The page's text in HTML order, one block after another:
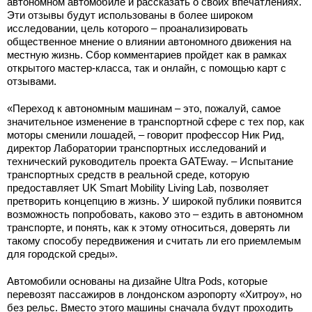
Эти отзывы будут использованы в более широком
исследовании, цель которого – проанализировать
общественное мнение о влиянии автономного движения на
местную жизнь. Сбор комментариев пройдет как в рамках
открытого мастер-класса, так и онлайн, с помощью карт с
отзывами.
«Переход к автономным машинам – это, пожалуй, самое
значительное изменение в транспортной сфере с тех пор, как
моторы сменили лошадей, – говорит профессор Ник Рид,
директор Лаборатории транспортных исследований и
технический руководитель проекта GATEway. – Испытание
транспортных средств в реальной среде, которую
предоставляет UK Smart Mobility Living Lab, позволяет
претворить концепцию в жизнь. У широкой публики появится
возможность попробовать, каково это – ездить в автономном
транспорте, и понять, как к этому относиться, доверять ли
такому способу передвижения и считать ли его приемлемым
для городской среды».
Автомобили основаны на дизайне Ultra Pods, которые
перевозят пассажиров в лондонском аэропорту «Хитроу», но
без рельс. Вместо этого машины сначала будут проходить